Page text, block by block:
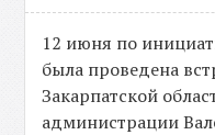
12 июня по
была проведена
Закарпатской
администрации